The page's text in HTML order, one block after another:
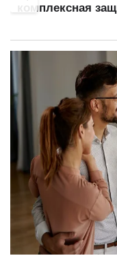
комплексная